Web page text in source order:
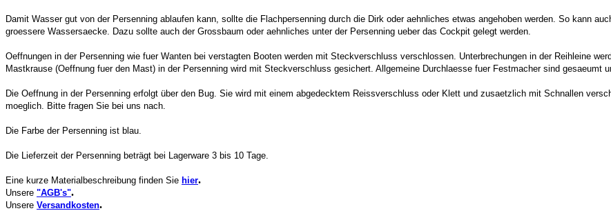
Damit Wasser gut von der Persenning ablaufen kann, sollte die Flachpersenning durch die Dirk oder aehnliches etwas angehoben werden. So kann
groessere Wassersaecke. Dazu sollte auch der Grossbaum oder aehnliches unter der Persenning ueber das Cockpit gelegt werden.
Oeffnungen in der Persenning wie fuer Wanten bei verstagten Booten werden mit Steckverschluss verschlossen. Unterbrechungen in der Reihleine
Mastkrause (Oeffnung fuer den Mast) in der Persenning wird mit Steckverschluss gesichert. Allgemeine Durchlaesse fuer Festmacher sind gesaeumt
Die Oeffnung in der Persenning erfolgt über den Bug. Sie wird mit einem abgedecktem Reissverschluss oder Klett und zusaetzlich mit Schnallen
moeglich. Bitte fragen Sie bei uns nach.
Die Farbe der Persenning ist blau.
Die Lieferzeit der Persenning beträgt bei Lagerware 3 bis 10 Tage.
Eine kurze Materialbeschreibung finden Sie hier.
Unsere "AGB's".
Unsere Versandkosten.